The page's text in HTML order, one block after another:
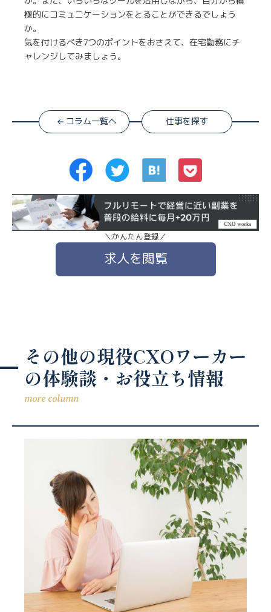
極的にコミュニケーションをとることができるでしょう
か。
気を付けるべき7つのポイントをおさえて、在宅勤務にチ
ャレンジしてみましょう。
コラム一覧へ 仕事を探す
＼かんたん登録／
求人を閲覧
その他の現役CXOワーカー
の体験談・お役立ち情報
more column